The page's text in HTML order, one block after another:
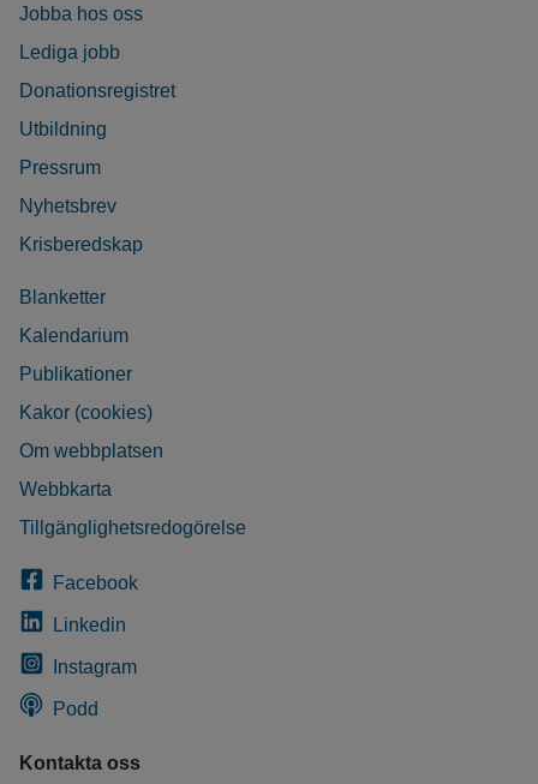
Jobba hos oss
Lediga jobb
Donationsregistret
Utbildning
Pressrum
Nyhetsbrev
Krisberedskap
Blanketter
Kalendarium
Publikationer
Kakor (cookies)
Om webbplatsen
Webbkarta
Tillgänglighetsredogörelse
Facebook
Linkedin
Instagram
Podd
Kontakta oss